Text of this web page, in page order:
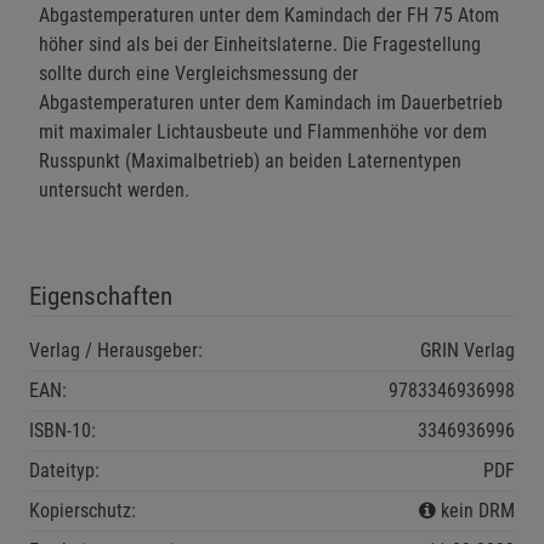
Abgastemperaturen unter dem Kamindach der FH 75 Atom
höher sind als bei der Einheitslaterne. Die Fragestellung
sollte durch eine Vergleichsmessung der
Abgastemperaturen unter dem Kamindach im Dauerbetrieb
mit maximaler Lichtausbeute und Flammenhöhe vor dem
Russpunkt (Maximalbetrieb) an beiden Laternentypen
untersucht werden.
Eigenschaften
Verlag / Herausgeber:
GRIN Verlag
EAN:
9783346936998
ISBN-10:
3346936996
Dateityp:
PDF
Kopierschutz:
kein DRM
Beschreibung Notwendige Cookies
Cookie-Informationenanzeigen
Funktionale Cookies (1)
Beschreibung Funktionale Cookies
Cookie-Informationen
Beschreibung Statistik Cookies
Cookie-Informationen
Marketing Cookies (3)